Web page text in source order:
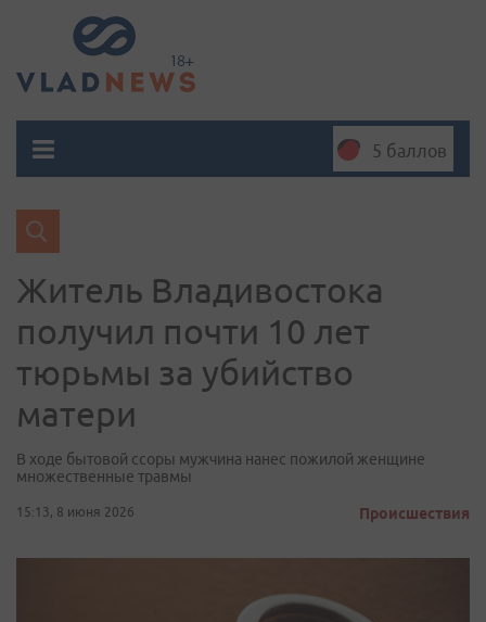
5 баллов
Житель Владивостока
получил почти 10 лет
тюрьмы за убийство
матери
В ходе бытовой ссоры мужчина нанес пожилой женщине
множественные травмы
15:13, 8 июня 2026 Происшествия